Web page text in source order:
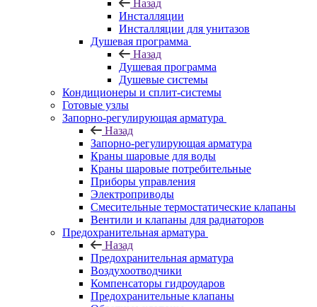
Назад
Инсталляции
Инсталляции для унитазов
Душевая программа
Назад
Душевая программа
Душевые системы
Кондиционеры и сплит-системы
Готовые узлы
Запорно-регулирующая арматура
Назад
Запорно-регулирующая арматура
Краны шаровые для воды
Краны шаровые потребительные
Приборы управления
Электроприводы
Смесительные термостатические клапаны
Вентили и клапаны для радиаторов
Предохранительная арматура
Назад
Предохранительная арматура
Воздухоотводчики
Компенсаторы гидроударов
Предохранительные клапаны